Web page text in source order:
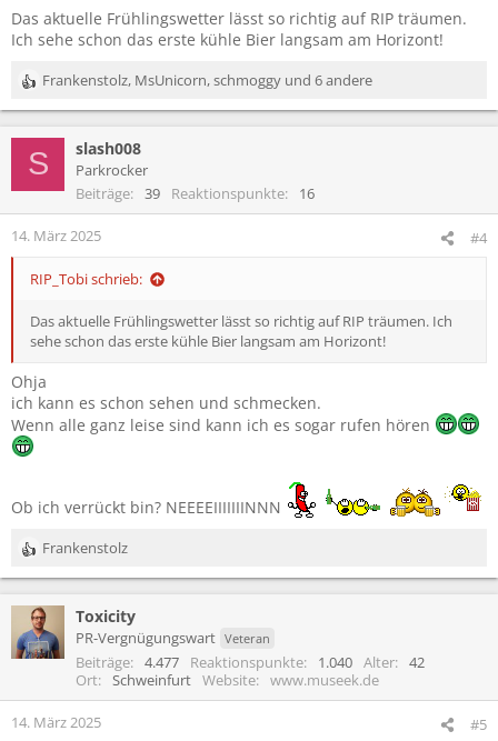
:
Das aktuelle Frühlingswetter lässt so richtig auf RIP träumen.
Ich sehe schon das erste kühle Bier langsam am Horizont!
R
e
i
n
Frankenstolz, MsUnicorn,schmoggy und 6 andere
S slash008
Parkrocker
Beiträge
39 Reaktionspunkte 16
14. März 2025 #4
RIP_Tobi schrieb:
Das aktuelle Frühlingswetter lässt so richtig auf RIP träumen. Ich
sehe schon das erste kühle Bier langsam am Horizont!
Ohja
ich kann es schon sehen und schmecken.
Wenn alle ganz leise sind kann ich es sogar rufen hören
Ob ich verrückt bin? NEEEEIIIIIIINNN
R
e
t
i
n
e
Frankenstolz
Toxicity
PR-Vergnügungswart Veteran
Beiträge 4.477 Reaktionspunkte 1.040 Alter
42
Ort
Schweinfurt Website www.museek.de
14. März 2025 #5